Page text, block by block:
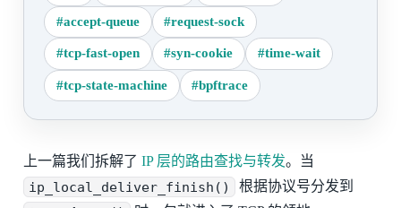
#accept-queue #request-sock
#tcp-fast-open #syn-cookie #time-wait
#tcp-state-machine #bpftrace
上一篇我们拆解了 IP 层的路由查找与转发。当
ip_local_deliver_finish() 根据协议号分发到